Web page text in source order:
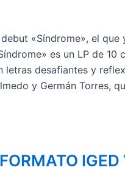
«Síndrome», el
es un LP de
desafiantes y
y Germán Torres,